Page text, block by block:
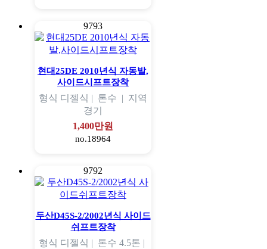
9793
현대25DE 2010년식 자동발,
사이드시프트장착
형식 디젤식 | 톤수 | 지역
경기
1,400만원
no.18964
9792
두산D45S-2/2002년식 사이드
쉬프트장착
형식 디젤식 | 톤수 4.5톤 |